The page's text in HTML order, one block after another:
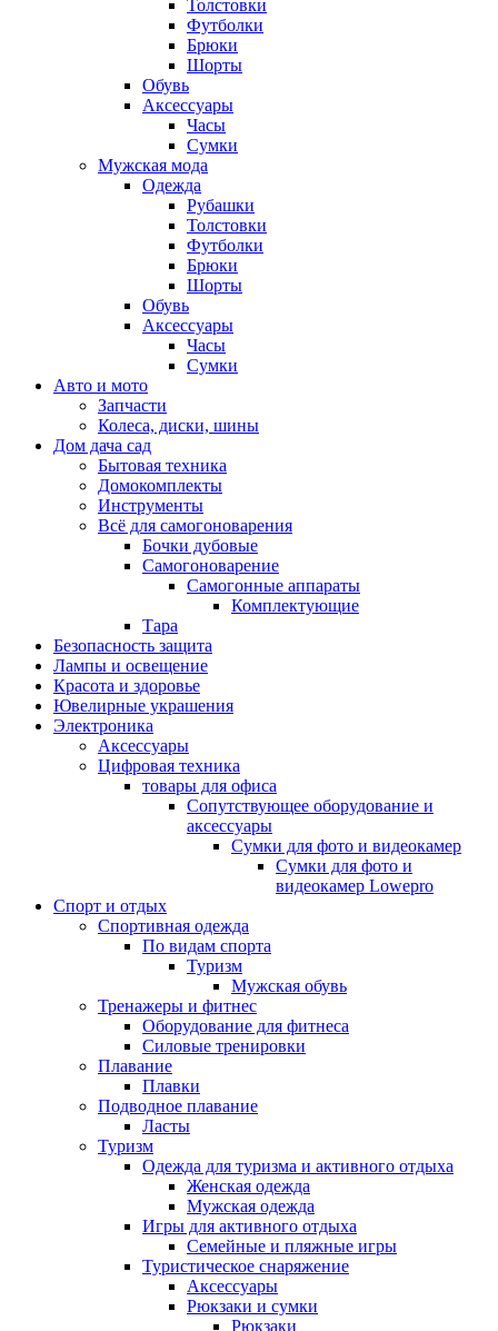
Толстовки
Футболки
Брюки
Шорты
Обувь
Аксессуары
Часы
Сумки
Мужская мода
Одежда
Рубашки
Толстовки
Футболки
Брюки
Шорты
Обувь
Аксессуары
Часы
Сумки
Авто и мото
Запчасти
Колеса, диски, шины
Дом дача сад
Бытовая техника
Домокомплекты
Инструменты
Всё для самогоноварения
Бочки дубовые
Самогоноварение
Самогонные аппараты
Комплектующие
Тара
Безопасность защита
Лампы и освещение
Красота и здоровье
Ювелирные украшения
Электроника
Аксессуары
Цифровая техника
товары для офиса
Сопутствующее оборудование и
аксессуары
Сумки для фото и видеокамер
Сумки для фото и
видеокамер Lowepro
Спорт и отдых
Спортивная одежда
По видам спорта
Туризм
Мужская обувь
Тренажеры и фитнес
Оборудование для фитнеса
Силовые тренировки
Плавание
Плавки
Подводное плавание
Ласты
Туризм
Одежда для туризма и активного отдыха
Женская одежда
Мужская одежда
Игры для активного отдыха
Семейные и пляжные игры
Туристическое снаряжение
Аксессуары
Рюкзаки и сумки
Рюкзаки